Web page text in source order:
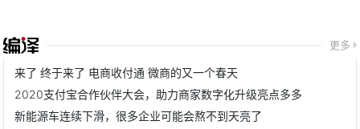
更多
来了 终于来了 电商收付通 微商的又一个春天
2020支付宝合作伙伴大会，助力商家数字化升级亮点多多
新能源车连续下滑，很多企业可能会熬不到天亮了